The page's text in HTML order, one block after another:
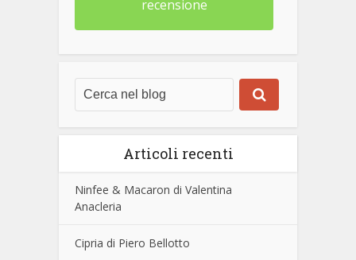
recensione
Articoli recenti
Ninfee & Macaron di Valentina
Anacleria
Cipria di Piero Bellotto